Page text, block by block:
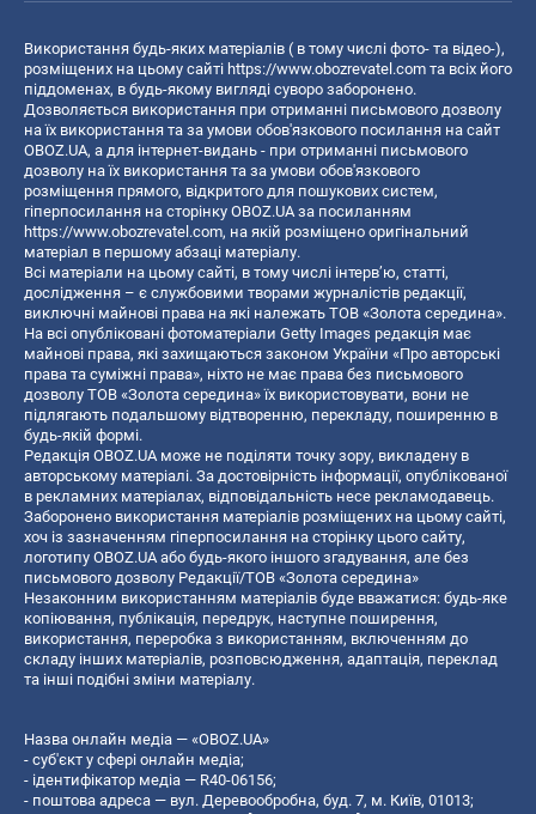
Використання будь-яких матеріалів ( в тому числі фото- та відео-),
розміщених на цьому сайті https://www.obozrevatel.com та всіх його
піддоменах, в будь-якому вигляді суворо заборонено.
Дозволяється використання при отриманні письмового дозволу
на їх використання та за умови обов'язкового посилання на сайт
OBOZ.UA, а для інтернет-видань - при отриманні письмового
дозволу на їх використання та за умови обов'язкового
розміщення прямого, відкритого для пошукових систем,
гіперпосилання на сторінку OBOZ.UA за посиланням
https://www.obozrevatel.com, на якій розміщено оригінальний
матеріал в першому абзаці матеріалу.
Всі матеріали на цьому сайті, в тому числі інтерв’ю, статті,
дослідження – є службовими творами журналістів редакції,
виключні майнові права на які належать ТОВ «Золота середина».
На всі опубліковані фотоматеріали Getty Images редакція має
майнові права, які захищаються законом України «Про авторські
права та суміжні права», ніхто не має права без письмового
дозволу ТОВ «Золота середина» їх використовувати, вони не
підлягають подальшому відтворенню, перекладу, поширенню в
будь-якій формі.
Редакція OBOZ.UA може не поділяти точку зору, викладену в
авторському матеріалі. За достовірність інформації, опублікованої
в рекламних матеріалах, відповідальність несе рекламодавець.
Заборонено використання матеріалів розміщених на цьому сайті,
хоч із зазначенням гіперпосилання на сторінку цього сайту,
логотипу OBOZ.UA або будь-якого іншого згадування, але без
письмового дозволу Редакції/ТОВ «Золота середина»
Незаконним використанням матеріалів буде вважатися: будь-яке
копiювання, публiкацiя, передрук, наступне поширення,
використання, переробка з використанням, включенням до
складу інших матеріалів, розповсюдження, адаптація, переклад
та інші подібні зміни матеріалу.
Назва онлайн медіа — «OBOZ.UA»
- суб'єкт у сфері онлайн медіа;
- ідентифікатор медіа — R40-06156;
- поштова адреса — вул. Деревообробна, буд. 7, м. Київ, 01013;